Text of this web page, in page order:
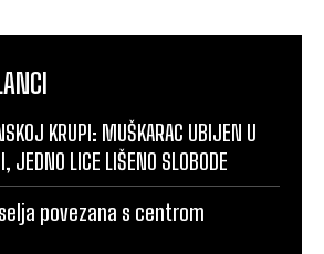
KRUPI: MUŠKARAC UBIJEN U
JEDNO LICE LIŠENO SLOBODE
povezana s centrom